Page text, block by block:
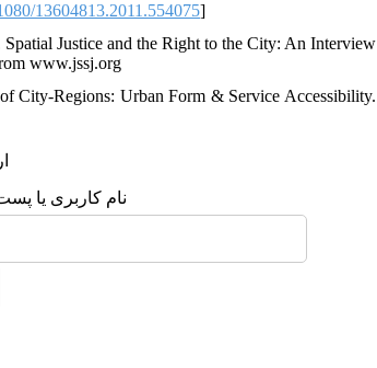
13604813.2011.554075]
Justice and the Right to the City: An Interview
www.jssj.org
City-Regions: Urban Form & Service Accessibility.
نام کاربری یا